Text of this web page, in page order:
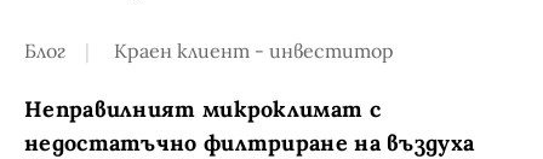
Блог Краен клиент - инвеститор
Неправилният микроклимат с
недостатъчно филтриране на въздуха